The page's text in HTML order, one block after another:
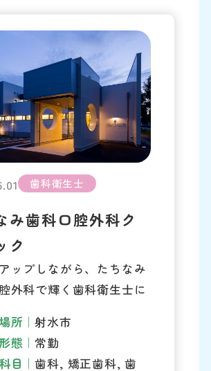
歯科衛生士
み歯科口腔外科ク
ク
ップしながら、たちなみ
外科で輝く歯科衛生士に
所
射水市
態
常勤
目
歯科, 矯正歯科, 歯